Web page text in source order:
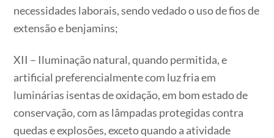
necessidades laborais, sendo vedado o uso de fios de
extensão e benjamins;
XII – Iluminação natural, quando permitida, e
artificial preferencialmente com luz fria em
luminárias isentas de oxidação, em bom estado de
conservação, com as lâmpadas protegidas contra
quedas e explosões, exceto quando a atividade